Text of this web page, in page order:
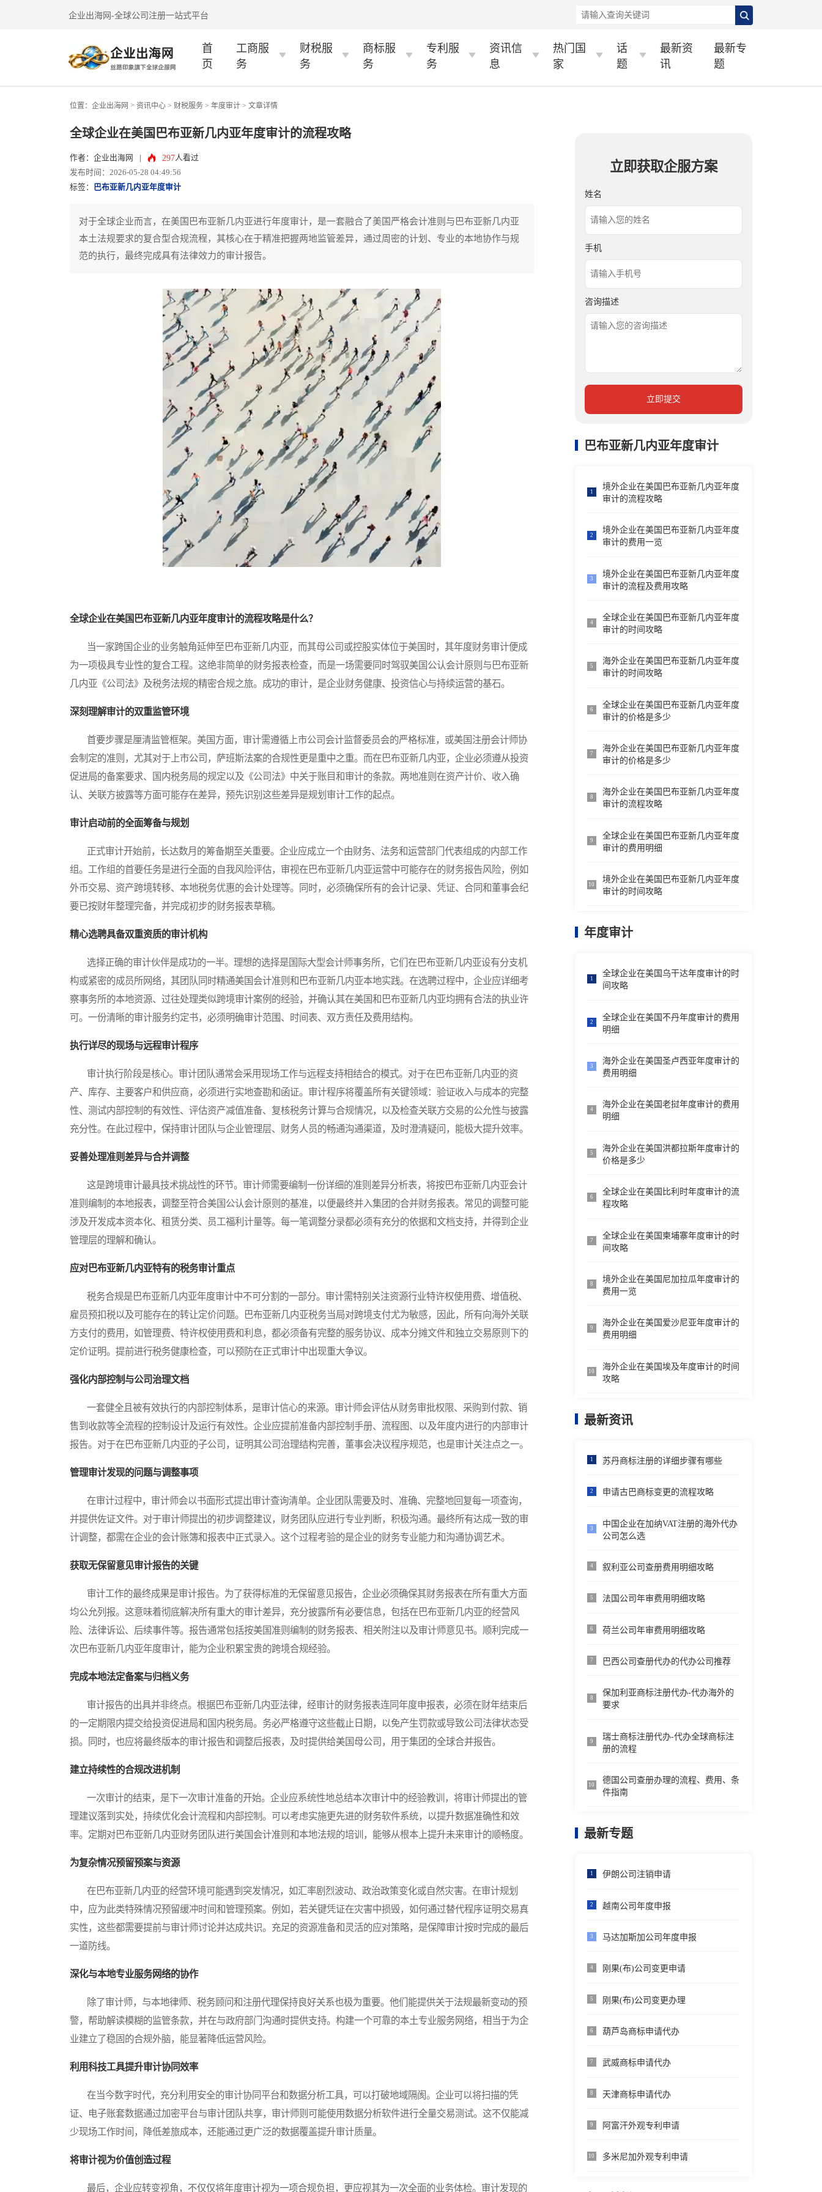
企业出海网-全球公司注册一站式平台
首
页
工商服
务
财税服
务
商标服
务
专利服
务
资讯信
息
热门国
家
话
题
最新资
讯
最新专
题
位置： 企业出海网 > 资讯中心 > 财税服务 > 年度审计 > 文章详情
全球企业在美国巴布亚新几内亚年度审计的流程攻略
作者：企业出海网 297人看过
发布时间：2026-05-28 04:49:56
标签：
巴布亚新几内亚年度审计
对于全球企业而言，在美国巴布亚新几内亚进行年度审计，是一套融合了美国严格会计准则与巴布亚新几内亚
本土法规要求的复合型合规流程，其核心在于精准把握两地监管差异，通过周密的计划、专业的本地协作与规
范的执行，最终完成具有法律效力的审计报告。
全球企业在美国巴布亚新几内亚年度审计的流程攻略是什么？
当一家跨国企业的业务触角延伸至巴布亚新几内亚，而其母公司或控股实体位于美国时，其年度财务审计便成
为一项极具专业性的复合工程。这绝非简单的财务报表检查，而是一场需要同时驾驭美国公认会计原则与巴布亚新
几内亚《公司法》及税务法规的精密合规之旅。成功的审计，是企业财务健康、投资信心与持续运营的基石。
深刻理解审计的双重监管环境
首要步骤是厘清监管框架。美国方面，审计需遵循上市公司会计监督委员会的严格标准，或美国注册会计师协
会制定的准则，尤其对于上市公司，萨班斯法案的合规性更是重中之重。而在巴布亚新几内亚，企业必须遵从投资
促进局的备案要求、国内税务局的规定以及《公司法》中关于账目和审计的条款。两地准则在资产计价、收入确
认、关联方披露等方面可能存在差异，预先识别这些差异是规划审计工作的起点。
审计启动前的全面筹备与规划
正式审计开始前，长达数月的筹备期至关重要。企业应成立一个由财务、法务和运营部门代表组成的内部工作
组。工作组的首要任务是进行全面的自我风险评估，审视在巴布亚新几内亚运营中可能存在的财务报告风险，例如
外币交易、资产跨境转移、本地税务优惠的会计处理等。同时，必须确保所有的会计记录、凭证、合同和董事会纪
要已按财年整理完备，并完成初步的财务报表草稿。
精心选聘具备双重资质的审计机构
选择正确的审计伙伴是成功的一半。理想的选择是国际大型会计师事务所，它们在巴布亚新几内亚设有分支机
构或紧密的成员所网络，其团队同时精通美国会计准则和巴布亚新几内亚本地实践。在选聘过程中，企业应详细考
察事务所的本地资源、过往处理类似跨境审计案例的经验，并确认其在美国和巴布亚新几内亚均拥有合法的执业许
可。一份清晰的审计服务约定书，必须明确审计范围、时间表、双方责任及费用结构。
执行详尽的现场与远程审计程序
审计执行阶段是核心。审计团队通常会采用现场工作与远程支持相结合的模式。对于在巴布亚新几内亚的资
产、库存、主要客户和供应商，必须进行实地查勘和函证。审计程序将覆盖所有关键领域：验证收入与成本的完整
性、测试内部控制的有效性、评估资产减值准备、复核税务计算与合规情况，以及检查关联方交易的公允性与披露
充分性。在此过程中，保持审计团队与企业管理层、财务人员的畅通沟通渠道，及时澄清疑问，能极大提升效率。
妥善处理准则差异与合并调整
这是跨境审计最具技术挑战性的环节。审计师需要编制一份详细的准则差异分析表，将按巴布亚新几内亚会计
准则编制的本地报表，调整至符合美国公认会计原则的基准，以便最终并入集团的合并财务报表。常见的调整可能
涉及开发成本资本化、租赁分类、员工福利计量等。每一笔调整分录都必须有充分的依据和文档支持，并得到企业
管理层的理解和确认。
应对巴布亚新几内亚特有的税务审计重点
税务合规是巴布亚新几内亚年度审计中不可分割的一部分。审计需特别关注资源行业特许权使用费、增值税、
雇员预扣税以及可能存在的转让定价问题。巴布亚新几内亚税务当局对跨境支付尤为敏感，因此，所有向海外关联
方支付的费用，如管理费、特许权使用费和利息，都必须备有完整的服务协议、成本分摊文件和独立交易原则下的
定价证明。提前进行税务健康检查，可以预防在正式审计中出现重大争议。
强化内部控制与公司治理文档
一套健全且被有效执行的内部控制体系，是审计信心的来源。审计师会评估从财务审批权限、采购到付款、销
售到收款等全流程的控制设计及运行有效性。企业应提前准备内部控制手册、流程图、以及年度内进行的内部审计
报告。对于在巴布亚新几内亚的子公司，证明其公司治理结构完善，董事会决议程序规范，也是审计关注点之一。
管理审计发现的问题与调整事项
在审计过程中，审计师会以书面形式提出审计查询清单。企业团队需要及时、准确、完整地回复每一项查询，
并提供佐证文件。对于审计师提出的初步调整建议，财务团队应进行专业判断，积极沟通。最终所有达成一致的审
计调整，都需在企业的会计账簿和报表中正式录入。这个过程考验的是企业的财务专业能力和沟通协调艺术。
获取无保留意见审计报告的关键
审计工作的最终成果是审计报告。为了获得标准的无保留意见报告，企业必须确保其财务报表在所有重大方面
均公允列报。这意味着彻底解决所有重大的审计差异，充分披露所有必要信息，包括在巴布亚新几内亚的经营风
险、法律诉讼、后续事件等。报告通常包括按美国准则编制的财务报表、相关附注以及审计师意见书。顺利完成一
次巴布亚新几内亚年度审计，能为企业积累宝贵的跨境合规经验。
完成本地法定备案与归档义务
审计报告的出具并非终点。根据巴布亚新几内亚法律，经审计的财务报表连同年度申报表，必须在财年结束后
的一定期限内提交给投资促进局和国内税务局。务必严格遵守这些截止日期，以免产生罚款或导致公司法律状态受
损。同时，也应将最终版本的审计报告和调整后报表，及时提供给美国母公司，用于集团的全球合并报告。
建立持续性的合规改进机制
一次审计的结束，是下一次审计准备的开始。企业应系统性地总结本次审计中的经验教训，将审计师提出的管
理建议落到实处，持续优化会计流程和内部控制。可以考虑实施更先进的财务软件系统，以提升数据准确性和效
率。定期对巴布亚新几内亚财务团队进行美国会计准则和本地法规的培训，能够从根本上提升未来审计的顺畅度。
为复杂情况预留预案与资源
在巴布亚新几内亚的经营环境可能遇到突发情况，如汇率剧烈波动、政治政策变化或自然灾害。在审计规划
中，应为此类特殊情况预留缓冲时间和管理预案。例如，若关键凭证在灾害中损毁，如何通过替代程序证明交易真
实性，这些都需要提前与审计师讨论并达成共识。充足的资源准备和灵活的应对策略，是保障审计按时完成的最后
一道防线。
深化与本地专业服务网络的协作
除了审计师，与本地律师、税务顾问和注册代理保持良好关系也极为重要。他们能提供关于法规最新变动的预
警，帮助解读模糊的监管条款，并在与政府部门沟通时提供支持。构建一个可靠的本土专业服务网络，相当于为企
业建立了稳固的合规外脑，能显著降低运营风险。
利用科技工具提升审计协同效率
在当今数字时代，充分利用安全的审计协同平台和数据分析工具，可以打破地域隔阂。企业可以将扫描的凭
证、电子账套数据通过加密平台与审计团队共享，审计师则可能使用数据分析软件进行全量交易测试。这不仅能减
少现场工作时间，降低差旅成本，还能通过更广泛的数据覆盖提升审计质量。
将审计视为价值创造过程
最后，企业应转变视角，不仅仅将年度审计视为一项合规负担，更应视其为一次全面的业务体检。审计发现的
立即获取企服方案
姓名
手机
咨询描述
立即提交
巴布亚新几内亚年度审计
1
境外企业在美国巴布亚新几内亚年度
审计的流程攻略
2
境外企业在美国巴布亚新几内亚年度
审计的费用一览
3
境外企业在美国巴布亚新几内亚年度
审计的流程及费用攻略
4
全球企业在美国巴布亚新几内亚年度
审计的时间攻略
5
海外企业在美国巴布亚新几内亚年度
审计的时间攻略
6
全球企业在美国巴布亚新几内亚年度
审计的价格是多少
7
海外企业在美国巴布亚新几内亚年度
审计的价格是多少
8
海外企业在美国巴布亚新几内亚年度
审计的流程攻略
9
全球企业在美国巴布亚新几内亚年度
审计的费用明细
10
境外企业在美国巴布亚新几内亚年度
审计的时间攻略
年度审计
1
全球企业在美国乌干达年度审计的时
间攻略
2
全球企业在美国不丹年度审计的费用
明细
3
海外企业在美国圣卢西亚年度审计的
费用明细
4
海外企业在美国老挝年度审计的费用
明细
5
海外企业在美国洪都拉斯年度审计的
价格是多少
6
全球企业在美国比利时年度审计的流
程攻略
7
全球企业在美国柬埔寨年度审计的时
间攻略
8
境外企业在美国尼加拉瓜年度审计的
费用一览
9
海外企业在美国爱沙尼亚年度审计的
费用明细
10
海外企业在美国埃及年度审计的时间
攻略
最新资讯
1 苏丹商标注册的详细步骤有哪些
2 申请古巴商标变更的流程攻略
3
中国企业在加纳VAT注册的海外代办
公司怎么选
4 叙利亚公司查册费用明细攻略
5 法国公司年审费用明细攻略
6 荷兰公司年审费用明细攻略
7 巴西公司查册代办的代办公司推荐
8
保加利亚商标注册代办-代办海外的
要求
9
瑞士商标注册代办-代办全球商标注
册的流程
10
德国公司查册办理的流程、费用、条
件指南
最新专题
1 伊朗公司注销申请
2 越南公司年度申报
3 马达加斯加公司年度申报
4 刚果(布)公司变更申请
5 刚果(布)公司变更办理
6 葫芦岛商标申请代办
7 武威商标申请代办
8 天津商标申请代办
9 阿富汗外观专利申请
10 多米尼加外观专利申请